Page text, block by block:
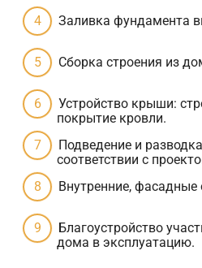
Заливка фундамента
Сборка строения из
Устройство крыши:
покрытие кровли.
Подведение и
соответствии с
Внутренние,
Благоустройство
дома в эксплуатацию.